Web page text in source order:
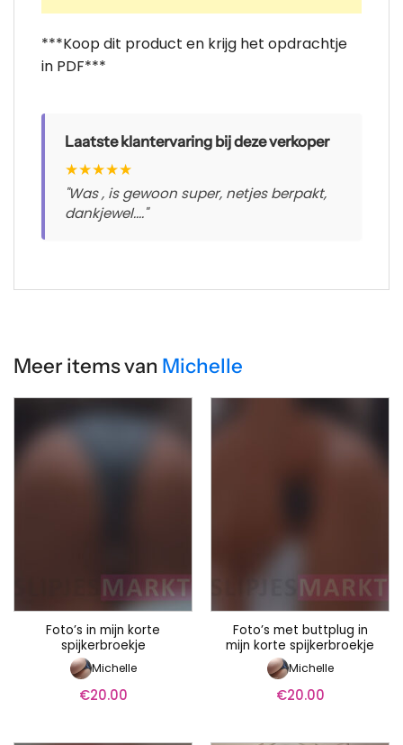
***Koop dit product en krijg het opdrachtje
in PDF***
Laatste klantervaring bij deze verkoper
★★★★★
"Was , is gewoon super, netjes berpakt,
dankjewel...."
Meer items van Michelle
Foto’s in mijn korte
spijkerbroekje
Michelle
€20.00
Foto’s met buttplug in
mijn korte spijkerbroekje
Michelle
€20.00